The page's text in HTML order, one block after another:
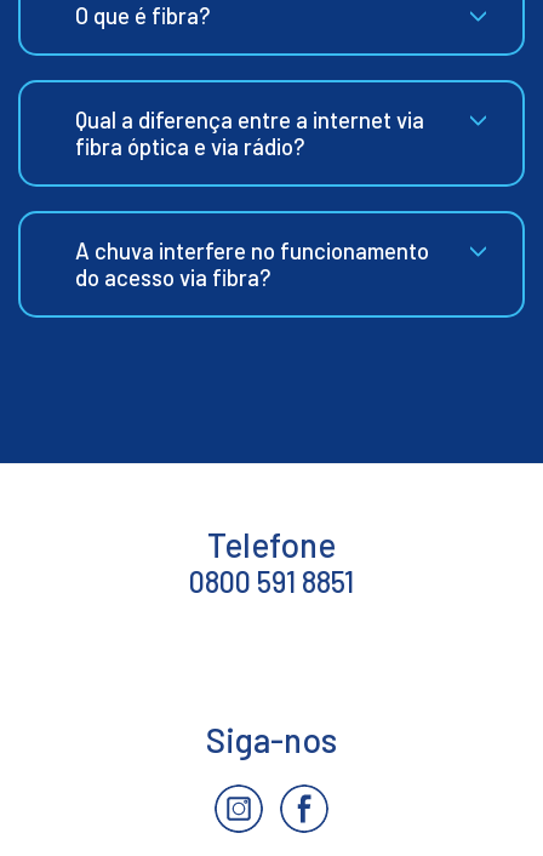
O que é fibra?
Qual a diferença entre a internet via
fibra óptica e via rádio?
A chuva interfere no funcionamento
do acesso via fibra?
Telefone
0800 591 8851
Siga-nos